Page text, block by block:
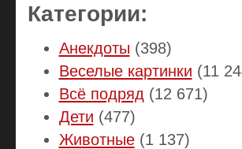
Категории:
Анекдоты (398)
Веселые картинки (11
Всё подряд (12 671)
Дети (477)
Животные(1 137)